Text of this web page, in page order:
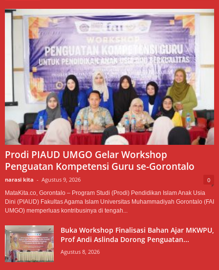
Prodi PIAUD UMGO Gelar Workshop
Penguatan Kompetensi Guru se-Gorontalo
narasi kita - Agustus 9, 2026 0
MataKita.co, Gorontalo – Program Studi (Prodi) Pendidikan Islam Anak Usia
Dini (PIAUD) Fakultas Agama Islam Universitas Muhammadiyah Gorontalo (FAI
UMGO) memperluas kontribusinya di tengah...
Buka Workshop Finalisasi Bahan Ajar MKWPU,
Prof Andi Aslinda Dorong Penguatan...
Agustus 8, 2026